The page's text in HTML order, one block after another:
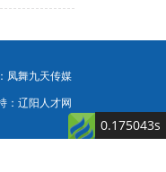
凤舞九天传媒
：辽阳人才网
0.175043s